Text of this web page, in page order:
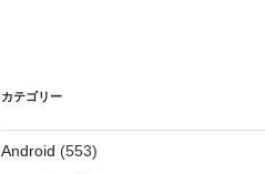
カテゴリー
Android (553)